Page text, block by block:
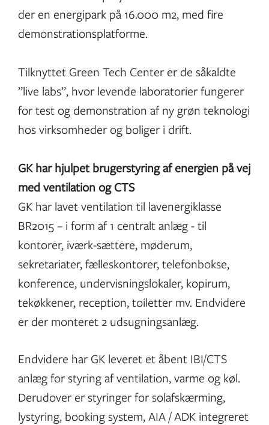
der en energipark på 16.000 m2, med fire
demonstrationsplatforme.
Tilknyttet Green Tech Center er de såkaldte
”live labs”, hvor levende laboratorier fungerer
for test og demonstration af ny grøn teknologi
hos virksomheder og boliger i drift.
GK har hjulpet brugerstyring af energien på vej
med ventilation og CTS
GK har lavet ventilation til lavenergiklasse
BR2015 – i form af 1 centralt anlæg - til
kontorer, iværk-sættere, møderum,
sekretariater, fælleskontorer, telefonbokse,
konference, undervisningslokaler, kopirum,
tekøkkener, reception, toiletter mv. Endvidere
er der monteret 2 udsugningsanlæg.
Endvidere har GK leveret et åbent IBI/CTS
anlæg for styring af ventilation, varme og køl.
Derudover er styringer for solafskærming,
lystyring, booking system, AIA / ADK integreret